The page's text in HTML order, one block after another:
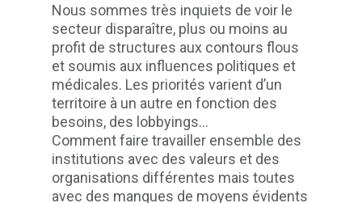
Nous sommes très inquiets de voir le
secteur disparaître, plus ou moins au
profit de structures aux contours flous
et soumis aux influences politiques et
médicales. Les priorités varient d’un
territoire à un autre en fonction des
besoins, des lobbyings...
Comment faire travailler ensemble des
institutions avec des valeurs et des
organisations différentes mais toutes
avec des manques de moyens évidents